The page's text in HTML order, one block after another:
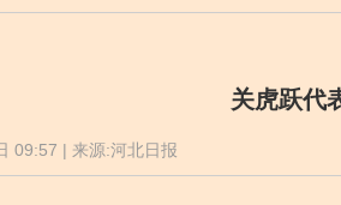
关虎跃代
09:57 | 来源:河北日报